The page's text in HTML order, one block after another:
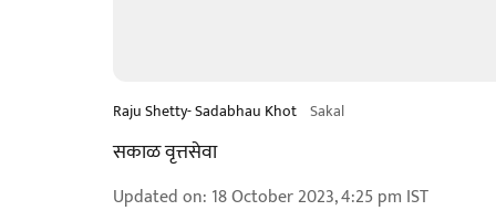
Raju Shetty- Sadabhau Khot Sakal
सकाळ वृत्तसेवा
Updated on: 18 October 2023, 4:25 pm IST